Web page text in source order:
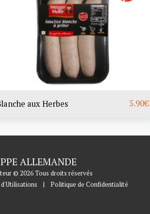
aux Herbes 5.90€
ALLEMANDE
© 2026 Tous droits réservés
| Politique de Confidentialité